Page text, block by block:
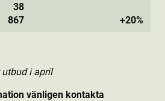
38
867
+20%
i april
vänligen kontakta